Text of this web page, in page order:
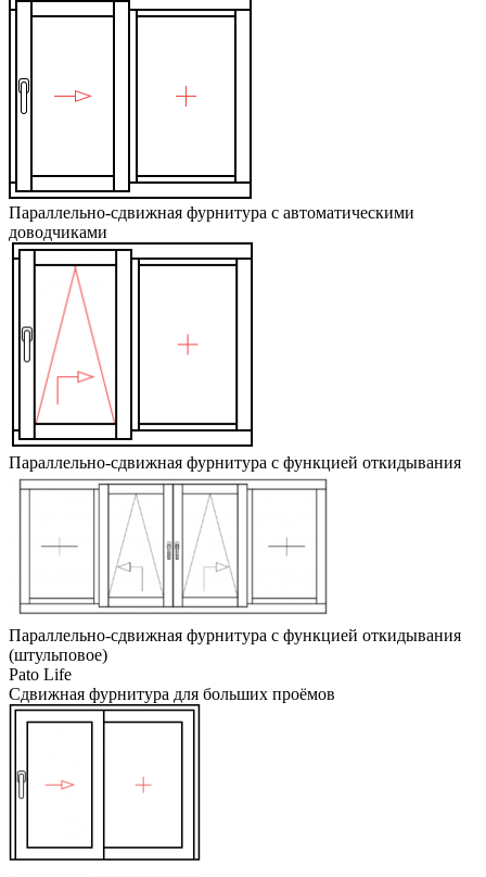
Параллельно-сдвижная фурнитура с автоматическими
доводчиками
Параллельно-сдвижная фурнитура с функцией откидывания
Параллельно-сдвижная фурнитура с функцией откидывания
(штульповое)
Pato Life
Сдвижная фурнитура для больших проёмов